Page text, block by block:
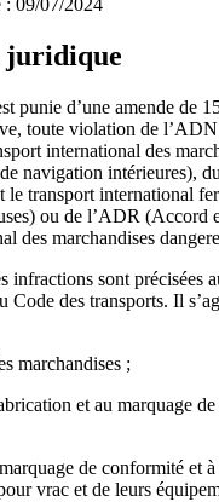
: 09/07/2024
juridique
punie d’une amende de
toute violation de
international des
navigation intérieures),
le transport international
ou de l’ADR (Accord
des marchandises
infractions sont précisées
des transports. Il
marchandises ;
et au marquage
de conformité et
vrac et de leurs